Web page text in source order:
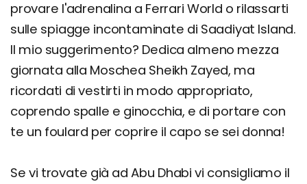
provare l'adrenalina a Ferrari World o rilassarti
sulle spiagge incontaminate di Saadiyat Island.
Il mio suggerimento? Dedica almeno mezza
giornata alla Moschea Sheikh Zayed, ma
ricordati di vestirti in modo appropriato,
coprendo spalle e ginocchia, e di portare con
te un foulard per coprire il capo se sei donna!
Se vi trovate già ad Abu Dhabi vi consigliamo il